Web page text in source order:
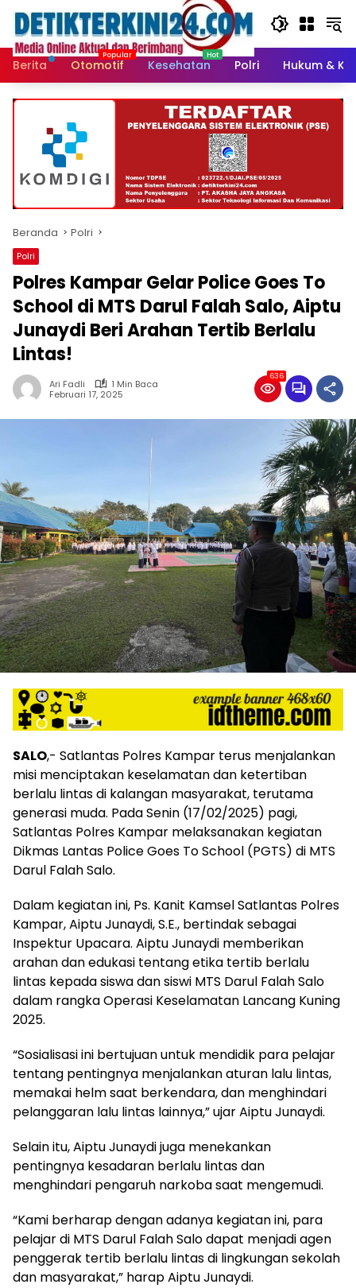
Langsung
konten
Berita
Otomotif Kesehatan Polri Hukum &
Beranda Polri
Polri
Polres Kampar Gelar Police Goes To
School di MTS Darul Falah Salo, Aiptu
Junaydi Beri Arahan Tertib Berlalu
Lintas!
Ari Fadli
1 Min Baca
Februari 17, 2025
636
SALO,- Satlantas Polres Kampar terus menjalankan
misi menciptakan keselamatan dan ketertiban
berlalu lintas di kalangan masyarakat, terutama
generasi muda. Pada Senin (17/02/2025) pagi,
Satlantas Polres Kampar melaksanakan kegiatan
Dikmas Lantas Police Goes To School (PGTS) di MTS
Darul Falah Salo.
Dalam kegiatan ini, Ps. Kanit Kamsel Satlantas Polres
Kampar, Aiptu Junaydi, S.E., bertindak sebagai
Inspektur Upacara. Aiptu Junaydi memberikan
arahan dan edukasi tentang etika tertib berlalu
lintas kepada siswa dan siswi MTS Darul Falah Salo
dalam rangka Operasi Keselamatan Lancang Kuning
2025.
“Sosialisasi ini bertujuan untuk mendidik para pelajar
tentang pentingnya menjalankan aturan lalu lintas,
memakai helm saat berkendara, dan menghindari
pelanggaran lalu lintas lainnya,” ujar Aiptu Junaydi.
Selain itu, Aiptu Junaydi juga menekankan
pentingnya kesadaran berlalu lintas dan
menghindari pengaruh narkoba saat mengemudi.
“Kami berharap dengan adanya kegiatan ini, para
pelajar di MTS Darul Falah Salo dapat menjadi agen
penggerak tertib berlalu lintas di lingkungan sekolah
dan masyarakat,” harap Aiptu Junaydi.